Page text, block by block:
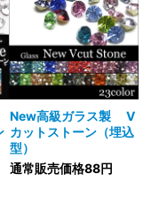
New高級ガラス製 V
カットストーン（埋込
型）
通常販売価格88円